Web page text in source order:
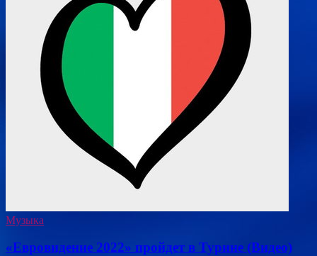
Музыка
«Евровидение 2022» пройдет в Турине (Видео)